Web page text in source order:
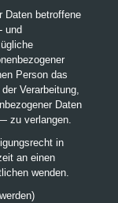
Daten betroffene
und
Person das
Verarbeitung,
Daten
zu verlangen.
in
an einen
wenden.